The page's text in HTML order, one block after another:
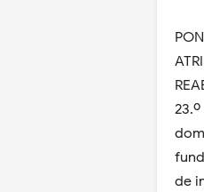
de